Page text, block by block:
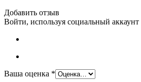
Добавить отзыв
Войти, используя социальный аккаунт
Ваша оценка *